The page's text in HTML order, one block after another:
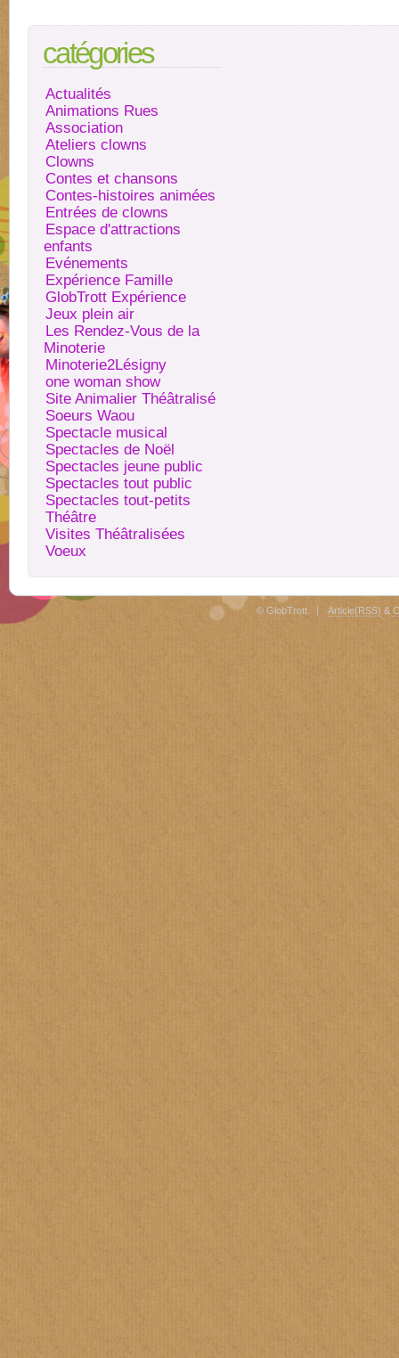
catégories
Actualités
Animations Rues
Association
Ateliers clowns
Clowns
Contes et chansons
Contes-histoires animées
Entrées de clowns
Espace d'attractions
enfants
Evénements
Expérience Famille
GlobTrott Expérience
Jeux plein air
Les Rendez-Vous de la
Minoterie
Minoterie2Lésigny
one woman show
Site Animalier Théâtralisé
Soeurs Waou
Spectacle musical
Spectacles de Noël
Spectacles jeune public
Spectacles tout public
Spectacles tout-petits
Théâtre
Visites Théâtralisées
Voeux
© GlobTrott. Article(RSS) &